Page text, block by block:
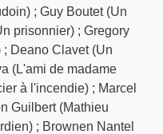
; Guy Boutet (Un
prisonnier) ; Gregory
Deano Clavet (Un
(L'ami de madame
à l'incendie) ; Marcel
Guilbert (Mathieu
; Brownen Nantel